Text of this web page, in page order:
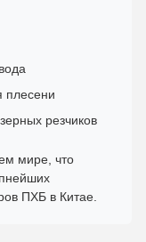
плесени
резчиков
мире, что
ПХБ в Китае.